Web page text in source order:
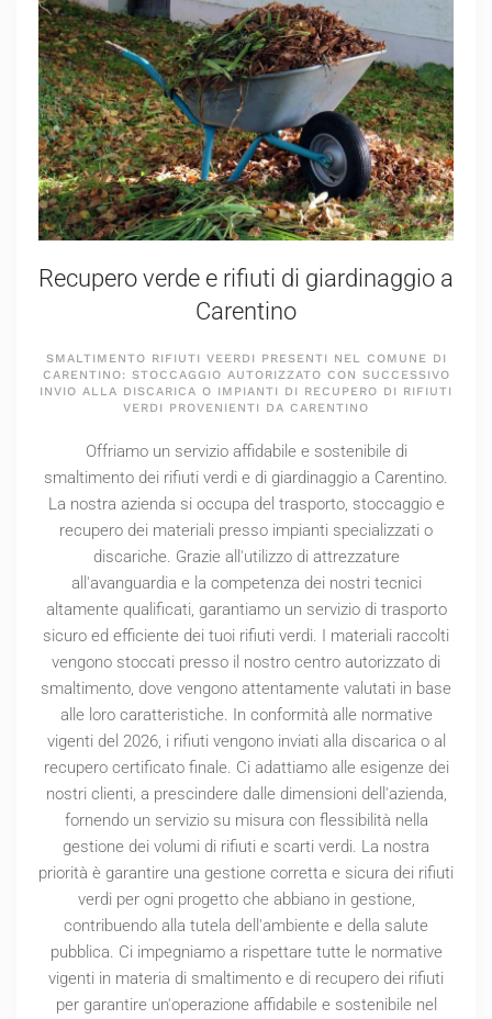
Recupero verde e rifiuti di giardinaggio a
Carentino
SMALTIMENTO RIFIUTI VEERDI PRESENTI NEL COMUNE DI
CARENTINO: STOCCAGGIO AUTORIZZATO CON SUCCESSIVO
INVIO ALLA DISCARICA O IMPIANTI DI RECUPERO DI RIFIUTI
VERDI PROVENIENTI DA CARENTINO
Offriamo un servizio affidabile e sostenibile di
smaltimento dei rifiuti verdi e di giardinaggio a Carentino.
La nostra azienda si occupa del trasporto, stoccaggio e
recupero dei materiali presso impianti specializzati o
discariche. Grazie all'utilizzo di attrezzature
all'avanguardia e la competenza dei nostri tecnici
altamente qualificati, garantiamo un servizio di trasporto
sicuro ed efficiente dei tuoi rifiuti verdi. I materiali raccolti
vengono stoccati presso il nostro centro autorizzato di
smaltimento, dove vengono attentamente valutati in base
alle loro caratteristiche. In conformità alle normative
vigenti del 2026, i rifiuti vengono inviati alla discarica o al
recupero certificato finale. Ci adattiamo alle esigenze dei
nostri clienti, a prescindere dalle dimensioni dell'azienda,
fornendo un servizio su misura con flessibilità nella
gestione dei volumi di rifiuti e scarti verdi. La nostra
priorità è garantire una gestione corretta e sicura dei rifiuti
verdi per ogni progetto che abbiano in gestione,
contribuendo alla tutela dell'ambiente e della salute
pubblica. Ci impegniamo a rispettare tutte le normative
vigenti in materia di smaltimento e di recupero dei rifiuti
per garantire un'operazione affidabile e sostenibile nel